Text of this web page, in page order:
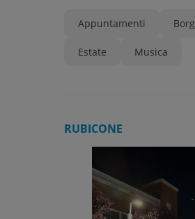
Appuntamenti
Estate Musica
RUBICONE